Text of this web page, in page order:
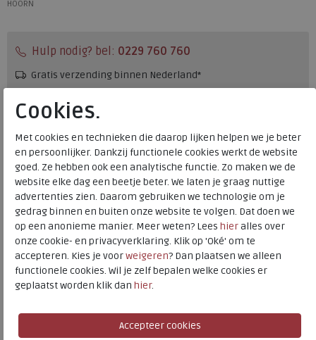
HOORN
Hulp nodig? bel: 0229 760 760
Gratis verzending binnen Nederland*
Altijd retourneren, binnen 1 werkdag terugbetaald
Merk
Clarks
Fabrikantcode
26176972
Bestelcode
136.68.000053
Kleur
Materiaal
Suede
Wijdtemaat
g
Hakhoogte
1.50 cm
Cookies.
Met cookies en technieken die daarop lijken helpen we je beter
en persoonlijker. Dankzij functionele cookies werkt de website
goed. Ze hebben ook een analytische functie. Zo maken we de
website elke dag een beetje beter. We laten je graag nuttige
advertenties zien. Daarom gebruiken we technologie om je
gedrag binnen en buiten onze website te volgen. Dat doen we
op een anonieme manier. Meer weten? Lees hieralles over
onze cookie- en privacyverklaring. Klik op 'Oké' om te
accepteren. Kies je voorweigeren? Dan plaatsen we alleen
functionele cookies. Wil je zelf bepalen welke cookies er
geplaatst worden klik dan hier.